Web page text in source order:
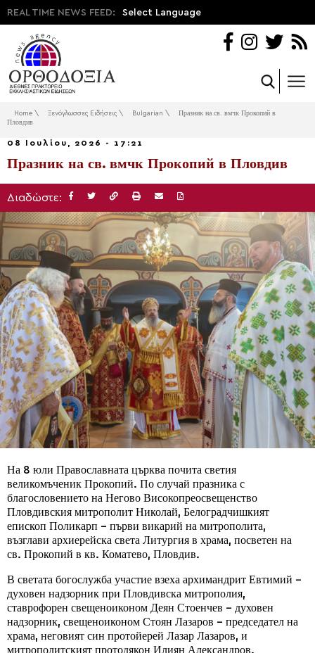
REAL TIME NEWS FEED: Select Language
Home \ Ξενόγλωσσες Ειδήσεις \ Bulgarian \
Празник на св. вмчк Прокопий в
Пловдив
08 Ιουλίου, 2026 - 17:21
Празник на св. вмчк Прокопий в Пловдив
Διαδώστε:
На 8 юли Православната църква почита светия
великомъченик Прокопий. По случай празника с
благословението на Негово Високопреосвещенство
Пловдивския митрополит Николай, Белоградчишкият
епископ Поликарп – първи викарий на митрополита,
възглави архиерейска света Литургия в храма, посветен на
св. Прокопий в кв. Коматево, Пловдив.
В светата богослужба участие взеха архимандрит Евтимий –
духовен надзорник при Пловдивска митрополия,
ставрофорен свещеноиконом Деян Стоенчев – духовен
надзорник, свещеноиконом Стоян Лазаров – председател на
храма, неговият син протойерей Лазар Лазаров, и
митрополитският протодякон Илиян Александров.